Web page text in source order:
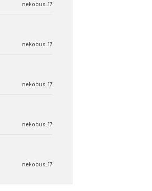
nekobus_17
nekobus_17
nekobus_17
nekobus_17
nekobus_17